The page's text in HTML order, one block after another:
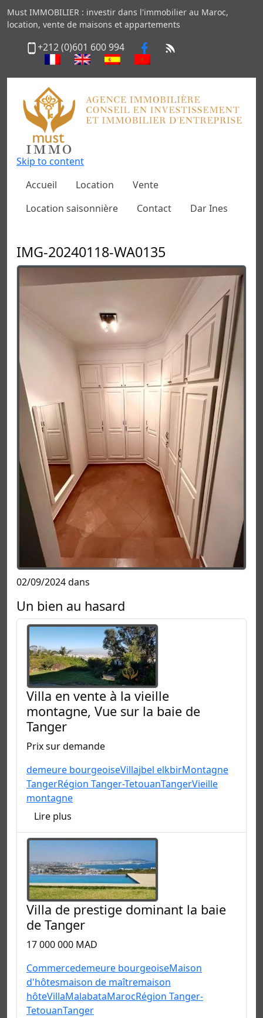
Must IMMOBILIER : investir dans l'immobilier au Maroc,
location, vente de maisons et appartements
+212 (0)601 600 994
Skip to content
Accueil
Location
Vente
Location saisonnière
Contact Dar Ines
IMG-20240118-WA0135
02/09/2024 dans
Un bien au hasard
Villa en vente à la vieille
montagne, Vue sur la baie de
Tanger
Prix sur demande
demeure bourgeoiseVillajbel elkbirMontagne
TangerRégion Tanger-TetouanTangerVieille
montagne
Lire plus
Villa de prestige dominant la baie
de Tanger
17 000 000 MAD
Commercedemeure bourgeoiseMaison
d'hôtesmaison de maîtremaison
hôteVillaMalabataMarocRégion Tanger-
TetouanTanger